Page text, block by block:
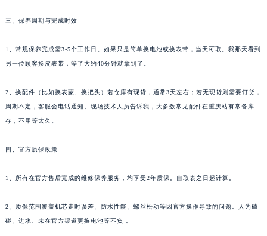
三、保养周期与完成时效
1、常规保养完成需3-5个工作日。如果只是简单换电池或换表带，当天可取。我那天看到
另一位顾客换皮表带，等了大约40分钟就拿到了。
2、换配件（比如换表蒙、换把头）若仓库有现货，通常3天左右；若无现货则需要订货，
周期不定，客服会电话通知。现场技术人员告诉我，大多数常见配件在重庆站有常备库
存，不用等太久。
四、官方质保政策
1、所有在官方售后完成的维修保养服务，均享受2年质保。自取表之日起计算。
2、质保范围覆盖机芯走时误差、防水性能、螺丝松动等因官方操作导致的问题。人为磕
碰、进水、未在官方渠道更换电池等不负 。